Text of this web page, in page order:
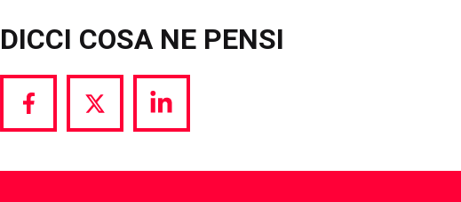
DICCI COSA NE PENSI
Share
Facebook
Share
Twitter
Share
LinkedIn